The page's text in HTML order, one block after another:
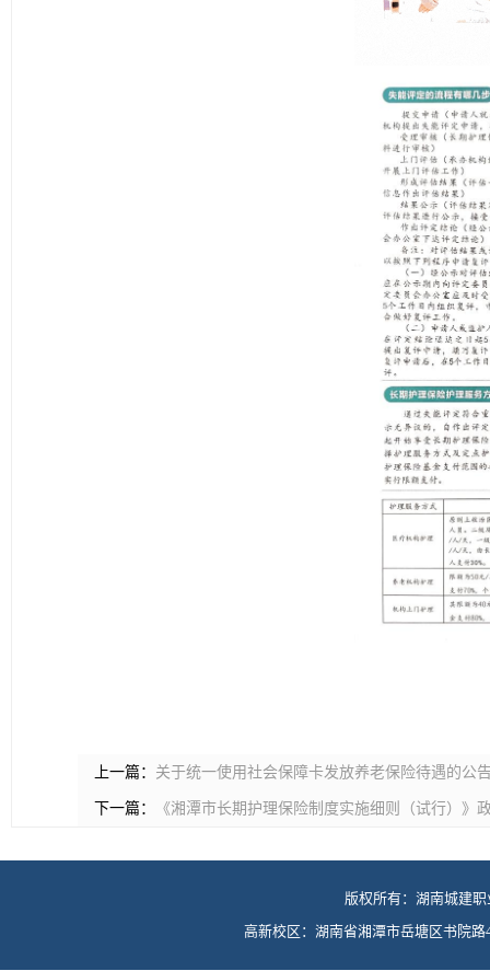
上一篇： 关于统一使用社会保障卡发放养老保险待遇的公
下一篇： 《湘潭市长期护理保险制度实施细则（试行）》
版权所有：湖南城建
高新校区：湖南省湘潭市岳塘区书院